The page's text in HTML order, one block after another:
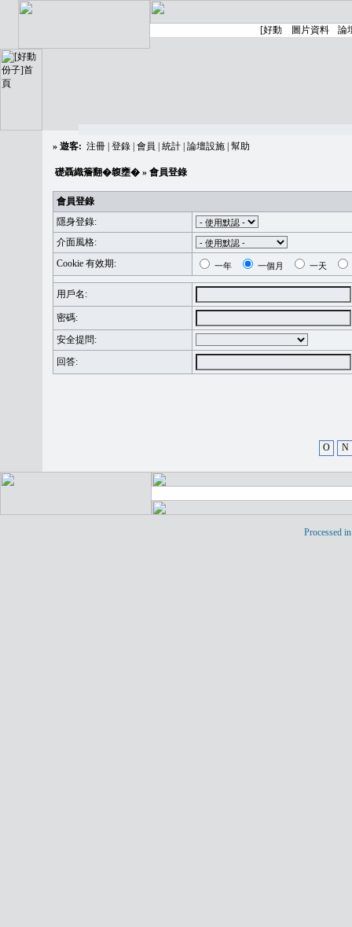
» 遊客: 注冊 登錄 會員 統計 論壇設施 幫助
礎聶織簷翻�䪖壅� » 會員登錄
會員登錄
隱身登錄:
介面風格:
Cookie 有效期:
一年 一個月 一天
用戶名:
密碼:
安全提問:
回答:
O N
Processed